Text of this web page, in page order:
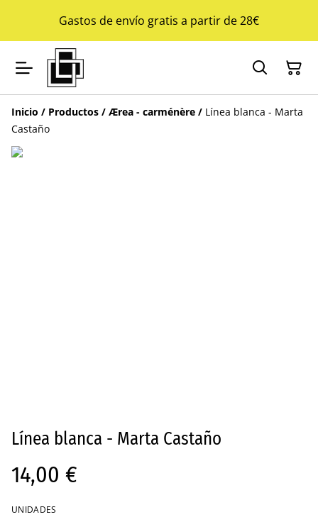
Gastos de envío gratis a partir de 28€
Inicio / Productos / Ærea - carménère / Línea blanca - Marta
Castaño
Línea blanca - Marta Castaño
14,00 €
UNIDADES